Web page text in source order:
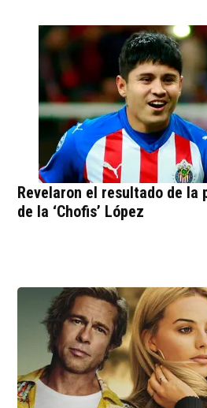
Revelaron el resultado de la
de la ‘Chofis’ López